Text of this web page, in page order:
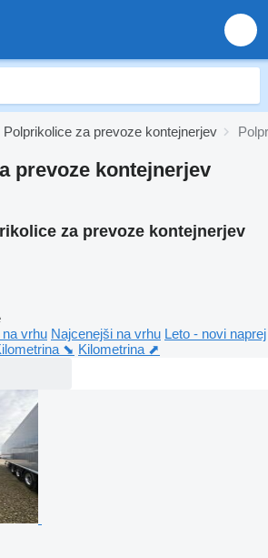
Polprikolice za prevoze kontejnerjev
prevoze kontejnerjev
za prevoze kontejnerjev
vrhu Najcenejši na vrhu Leto - novi naprej
⬊ Kilometrina ⬈